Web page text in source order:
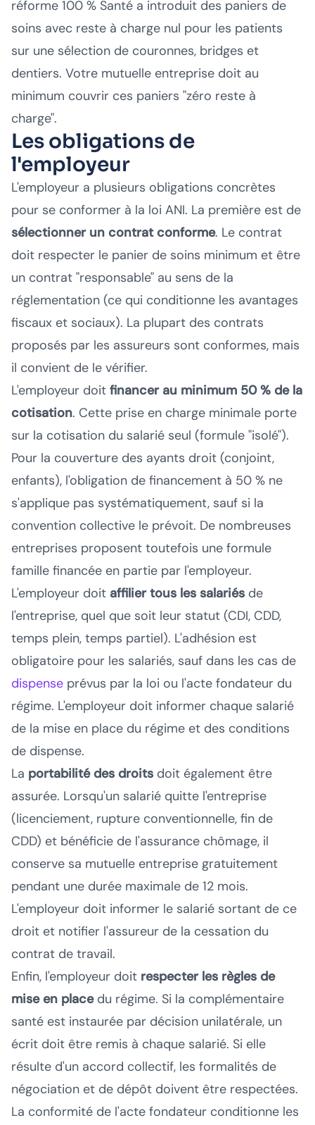
réforme 100 % Santé a introduit des paniers de
soins avec reste à charge nul pour les patients
sur une sélection de couronnes, bridges et
dentiers. Votre mutuelle entreprise doit au
minimum couvrir ces paniers "zéro reste à
charge".
Les obligations de
l'employeur
L'employeur a plusieurs obligations concrètes
pour se conformer à la loi ANI. La première est de
sélectionner un contrat conforme. Le contrat
doit respecter le panier de soins minimum et être
un contrat "responsable" au sens de la
réglementation (ce qui conditionne les avantages
fiscaux et sociaux). La plupart des contrats
proposés par les assureurs sont conformes, mais
il convient de le vérifier.
L'employeur doit financer au minimum 50 % de la
cotisation. Cette prise en charge minimale porte
sur la cotisation du salarié seul (formule "isolé").
Pour la couverture des ayants droit (conjoint,
enfants), l'obligation de financement à 50 % ne
s'applique pas systématiquement, sauf si la
convention collective le prévoit. De nombreuses
entreprises proposent toutefois une formule
famille financée en partie par l'employeur.
L'employeur doit affilier tous les salariés de
l'entreprise, quel que soit leur statut (CDI, CDD,
temps plein, temps partiel). L'adhésion est
obligatoire pour les salariés, sauf dans les cas de
dispense prévus par la loi ou l'acte fondateur du
régime. L'employeur doit informer chaque salarié
de la mise en place du régime et des conditions
de dispense.
La portabilité des droits doit également être
assurée. Lorsqu'un salarié quitte l'entreprise
(licenciement, rupture conventionnelle, fin de
CDD) et bénéficie de l'assurance chômage, il
conserve sa mutuelle entreprise gratuitement
pendant une durée maximale de 12 mois.
L'employeur doit informer le salarié sortant de ce
droit et notifier l'assureur de la cessation du
contrat de travail.
Enfin, l'employeur doit respecter les règles de
mise en placedu régime. Si la complémentaire
santé est instaurée par décision unilatérale, un
écrit doit être remis à chaque salarié. Si elle
résulte d'un accord collectif, les formalités de
négociation et de dépôt doivent être respectées.
La conformité de l'acte fondateur conditionne les